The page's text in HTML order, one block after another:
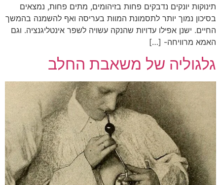
תינוקות יונקים נדבקים פחות בזיהומים, מתים פחות, נמצאים
בסיכון נמוך יותר לתסמונת המוות בעריסה ואף להשמנה בהמשך
החיים. ישנן אפילו עדויות שהנקה עשויה לשפר אינטליגנציה. וגם
האמא מרוויחה- […]
גלגוליה של משאבת החלב